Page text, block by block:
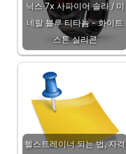
닉스 7x 사파이어 솔라 / 미
네랄 블루 티타늄 - 화이트
스톤 실리콘
헬스트레이너 되는 법, 자격